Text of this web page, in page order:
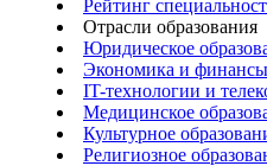
Рейтинг
Отрасли образования
Юридическое
Экономика и финансы
IT-технологии и
Медицинское
Культурное
Религиозное